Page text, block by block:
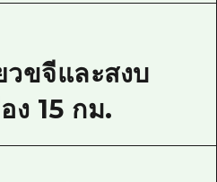
บ่อย
รูปภาพ
ขจีและสงบ
ง 15 กม.